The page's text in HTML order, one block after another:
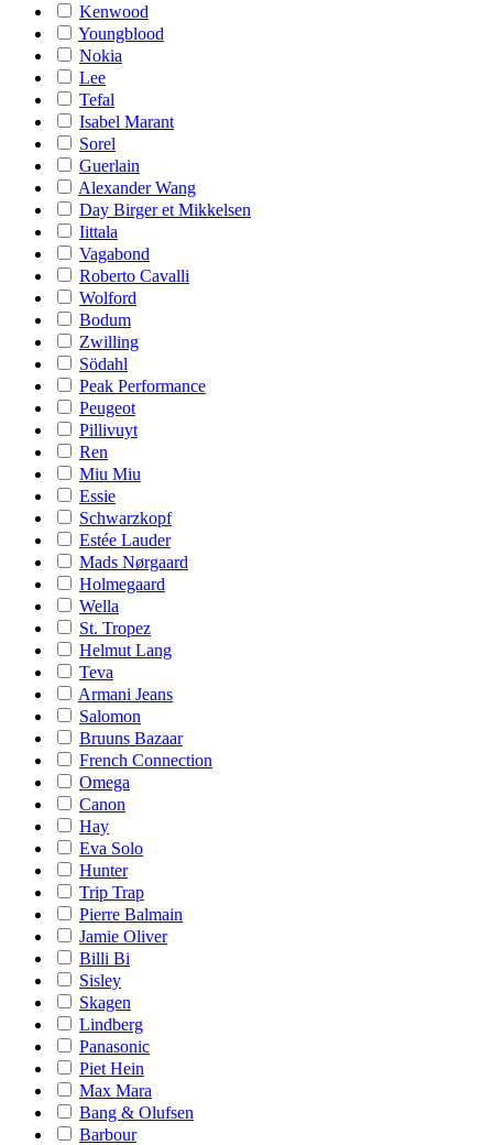
Kenwood
Youngblood
Nokia
Lee
Tefal
Isabel Marant
Sorel
Guerlain
Alexander Wang
Day Birger et Mikkelsen
Iittala
Vagabond
Roberto Cavalli
Wolford
Bodum
Zwilling
Södahl
Peak Performance
Peugeot
Pillivuyt
Ren
Miu Miu
Essie
Schwarzkopf
Estée Lauder
Mads Nørgaard
Holmegaard
Wella
St. Tropez
Helmut Lang
Teva
Armani Jeans
Salomon
Bruuns Bazaar
French Connection
Omega
Canon
Hay
Eva Solo
Hunter
Trip Trap
Pierre Balmain
Jamie Oliver
Billi Bi
Sisley
Skagen
Lindberg
Panasonic
Piet Hein
Max Mara
Bang & Olufsen
Barbour